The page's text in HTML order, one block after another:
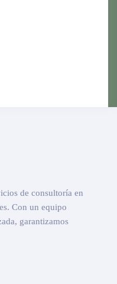
de consultoría en
Con un equipo
garantizamos